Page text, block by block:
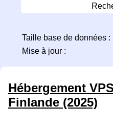
Taille base de données :
Mise à jour :
Hébergement
Finlande (2025)